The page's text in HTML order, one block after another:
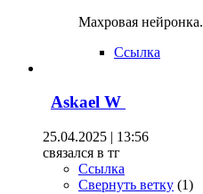
Махровая нейронка.
Ссылка
Askael W
25.04.2025 | 13:56
связался в тг
Ссылка
Свернуть ветку (1)